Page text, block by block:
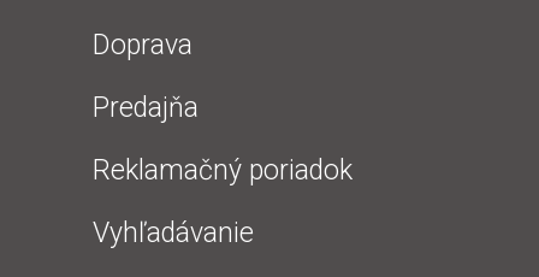
Doprava
Predajňa
Reklamačný poriadok
Vyhľadávanie